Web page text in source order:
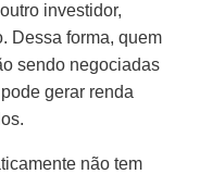
investidor,
Dessa forma, quem
sendo negociadas
gerar renda
não tem